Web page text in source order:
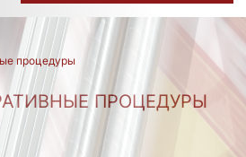
процедуры
ПРОЦЕДУРЫ